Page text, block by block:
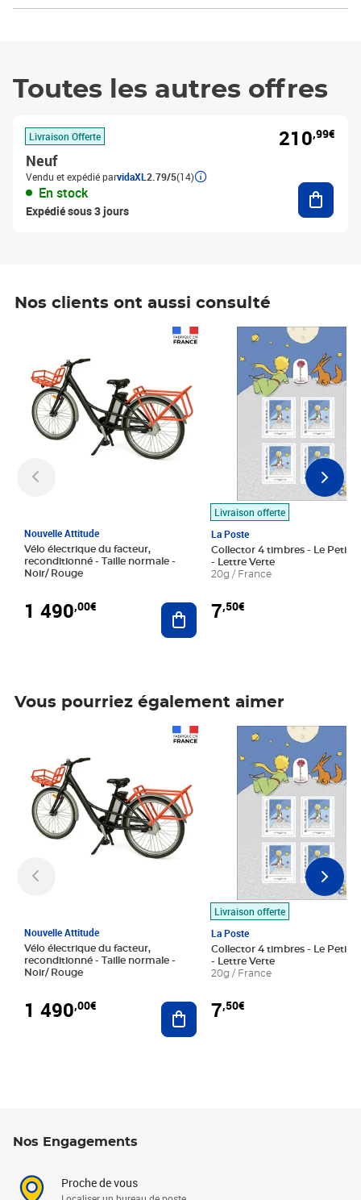
Toutes les autres offres
Livraison Offerte
Neuf
Vendu et expédié parvidaXL 2.79/5(14)
En stock
Expédié sous 3 jours
210,99€
Nos clients ont aussi consulté
Nouvelle Attitude
Vélo électrique du facteur,
reconditionné - Taille normale -
Noir/ Rouge
1 490,00€ Ajouter au panier
Livraison offerte
La Poste
Collector 4 timbres - Le Petit
- Lettre Verte
20g / France
7,50€
Prix 7,50€
Vous pourriez également aimer
Nouvelle Attitude
Vélo électrique du facteur,
reconditionné - Taille normale -
Noir/ Rouge
1 490,00€ Ajouter au panier
Livraison offerte
La Poste
Collector 4 timbres - Le Petit
- Lettre Verte
20g / France
7,50€
Prix 7,50€
Nos Engagements
Proche de vous